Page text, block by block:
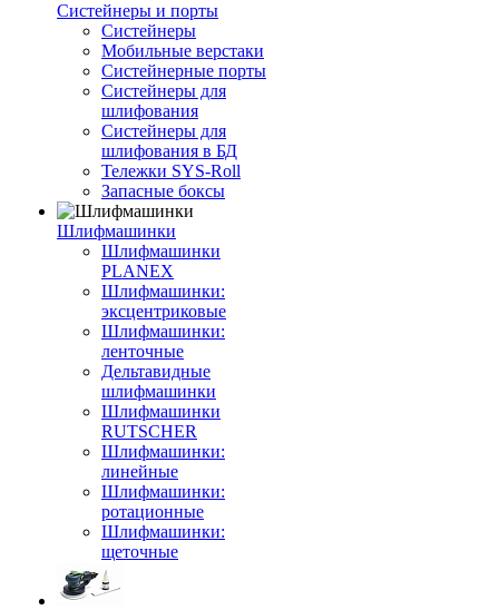
Систейнеры и порты
Систейнеры
Мобильные верстаки
Систейнерные порты
Систейнеры для
шлифования
Систейнеры для
шлифования в БД
Тележки SYS-Roll
Запасные боксы
Шлифмашинки
Шлифмашинки
PLANEX
Шлифмашинки:
эксцентриковые
Шлифмашинки:
ленточные
Дельтавидные
шлифмашинки
Шлифмашинки
RUTSCHER
Шлифмашинки:
линейные
Шлифмашинки:
ротационные
Шлифмашинки:
щеточные